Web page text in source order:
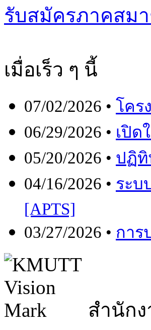
รับสมัครภาคสม
เมื่อเร็ว ๆ นี้
07/02/2026 • โคร
06/29/2026 • เปิด
05/20/2026 • ปฏิทิ
04/16/2026 • ระบ
[APTS]
03/27/2026 • การ
สำนัก